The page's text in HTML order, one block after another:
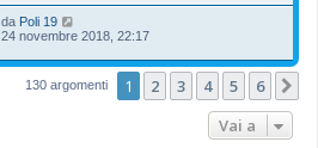
da Poli 19
24 novembre 2018, 22:17
130 argomenti 1 2 3 4 5 6
Vai a